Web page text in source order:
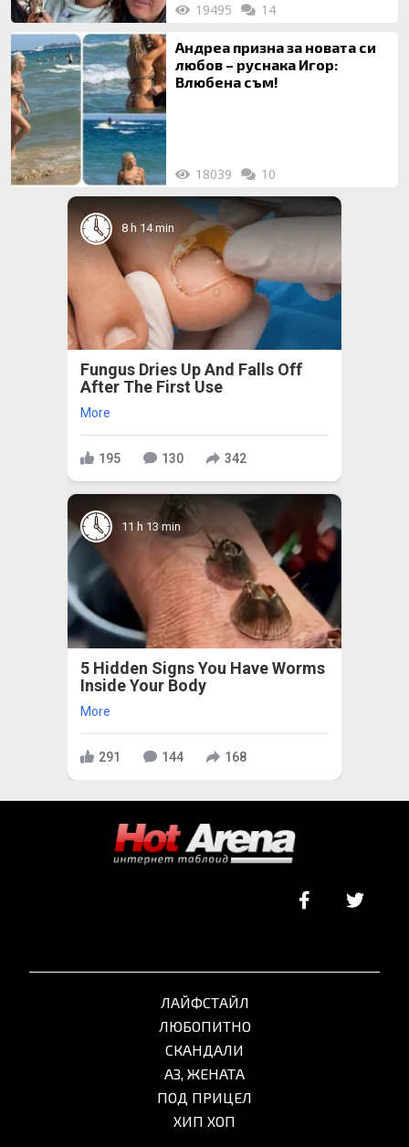
19495 14
Андреа призна за новата си
любов – руснака Игор:
Влюбена съм!
18039 10
8 h 14 min
Fungus Dries Up And Falls Off
After The First Use
More
195 130 342
11 h 13 min
5 Hidden Signs You Have Worms
Inside Your Body
More
291 144 168
ЛАЙФСТАЙЛ
ЛЮБОПИТНО
СКАНДАЛИ
АЗ, ЖЕНАТА
ПОД ПРИЦЕЛ
ХИП ХОП